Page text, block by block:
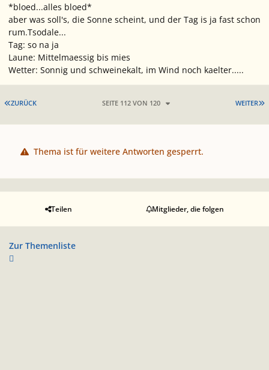
*bloed...alles bloed*
aber was soll's, die Sonne scheint, und der Tag is ja fast schon
rum.Tsodale...
Tag: so na ja
Laune: Mittelmaessig bis mies
Wetter: Sonnig und schweinekalt, im Wind noch kaelter.....
ERSTE SEITE
ZURÜCK WEITER
SEITE 112 VON 120
Thema ist für weitere Antworten gesperrt.
Teilen Mitglieder, die folgen
Zur Themenliste